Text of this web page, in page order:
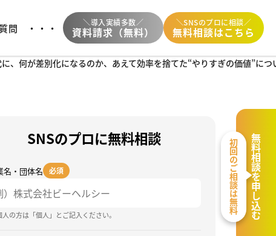
問 ・・・ ＼導入実績多数／
資料請求（無料）
＼SNSのプロに相談／
無料相談はこちら
、何が差別化になるのか、あえて効率を捨てた“やりすぎの価値”につ
SNSのプロに無料相談
名・団体名 必須
の方は「個人」とご記入ください。 無料相談を申し込む
初回のご相談は無料